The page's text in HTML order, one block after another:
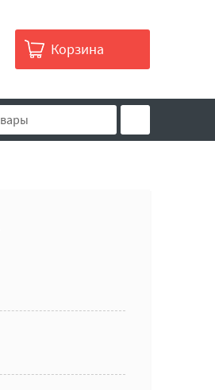
Корзина